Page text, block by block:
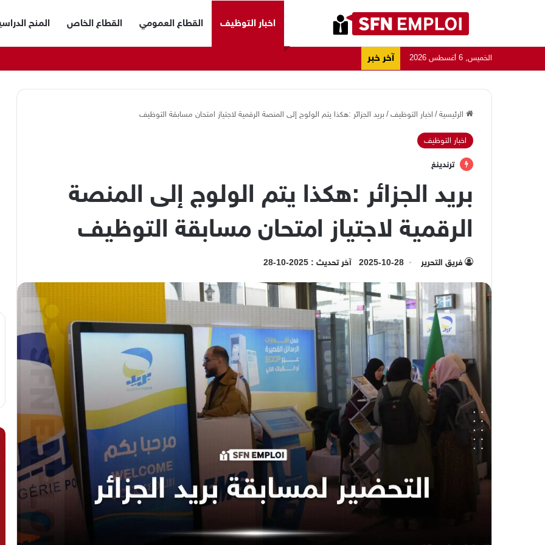
اخبار التوظيف القطاع العمومي القطاع الخاص المنح
الخميس, 6 أغسطس 2026 آخر خبر
الرئيسية/ اخبار التوظيف/ بريد الجزائر :هكذا يتم الولوج إلى المنصة الرقمية لاجتياز امتحان مسابقة التوظيف
اخبار التوظيف
ترندينغ
بريد الجزائر :هكذا يتم الولوج إلى المنصة
الرقمية لاجتياز امتحان مسابقة التوظيف
فريق التحرير 2025-10-28 آخر تحديث : 2025-10-28